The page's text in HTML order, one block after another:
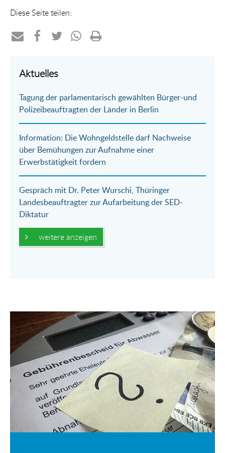
Diese Seite teilen:
per
Mail
auf
Aktuelles
Tagung der parlamentarisch gewählten Bürger-und
Polizeibeauftragten der Länder in Berlin
Information: Die Wohngeldstelle darf Nachweise
über Bemühungen zur Aufnahme einer
Erwerbstätigkeit fordern
Gespräch mit Dr. Peter Wurschi, Thüringer
Landesbeauftragter zur Aufarbeitung der SED-
Diktatur
weitere anzeigen